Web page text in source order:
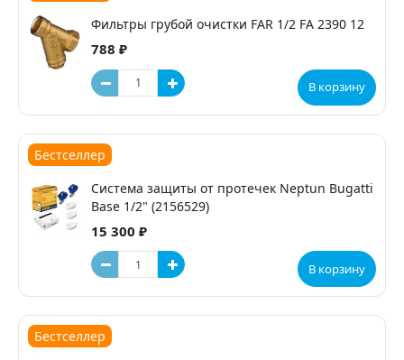
Фильтры грубой очистки FAR 1/2 FA 2390 12
788 ₽
В корзину
Бестселлер
Система защиты от протечек Neptun Bugatti
Base 1/2" (2156529)
15 300 ₽
В корзину
Бестселлер